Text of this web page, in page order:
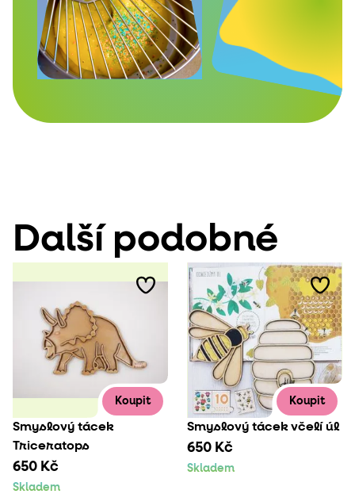
Další podobné
Koupit
Smyslový tácek
Triceratops
650 Kč
Skladem
Koupit
Smyslový tácek včelí úl
650 Kč
Skladem